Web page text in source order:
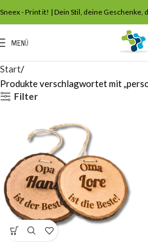
Sneex - Print it! | Dein Stil, deine Geschenke,
MENÜ
Start
Produkte verschlagwortet mit
Filter